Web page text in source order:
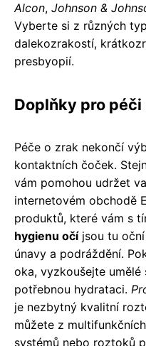
Alcon, Johnson &
Vyberte si z různých
dalekozrakostí,
presbyopií.
Doplňky pro péči
Péče o zrak nekončí
kontaktních čoček.
vám pomohou udržet
internetovém obchodě
produktů, které vám s
hygienu očíjsou tu oční
únavy a podráždění.
oka, vyzkoušejte
potřebnou hydrataci.
je nezbytný kvalitní
můžete z
systémů nebo roztoků